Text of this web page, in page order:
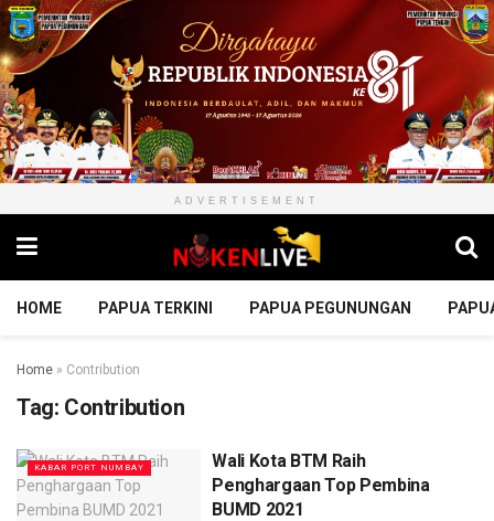
ADVERTISEMENT
HOME PAPUA TERKINI PAPUA PEGUNUNGAN
Home » Contribution
Tag: Contribution
KABAR PORT NUMBAY
Wali Kota BTM Raih
Penghargaan Top Pembina
BUMD 2021